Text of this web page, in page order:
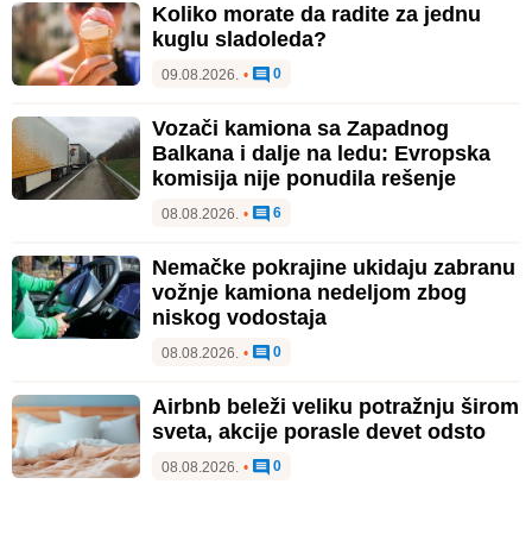
Koliko morate da radite za jednu
kuglu sladoleda?
09.08.2026. • 0
Vozači kamiona sa Zapadnog
Balkana i dalje na ledu: Evropska
komisija nije ponudila rešenje
08.08.2026. • 6
Nemačke pokrajine ukidaju zabranu
vožnje kamiona nedeljom zbog
niskog vodostaja
08.08.2026. • 0
Airbnb beleži veliku potražnju širom
sveta, akcije porasle devet odsto
08.08.2026. • 0